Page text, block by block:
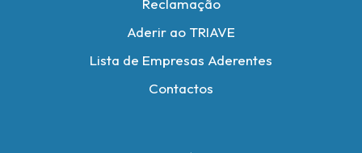
Reclamação
Aderir ao TRIAVE
Lista de Empresas Aderentes
Contactos